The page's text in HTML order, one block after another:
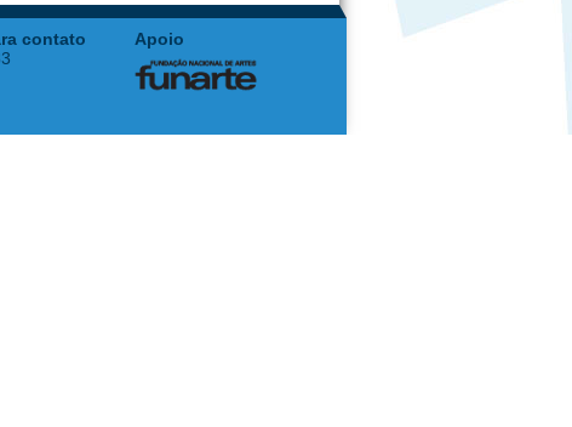
contato
Apoio